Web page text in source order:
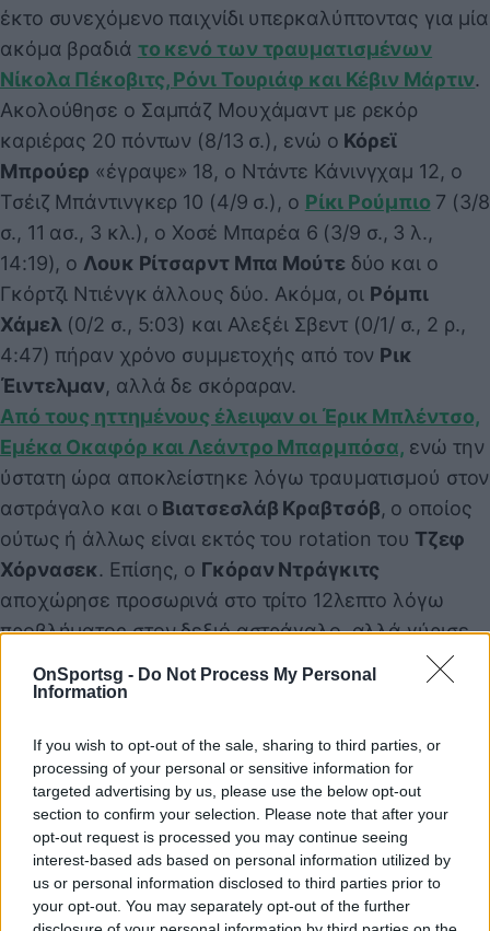
OnSportsg - Do Not Process My Personal
Information
If you wish to opt-out of the sale, sharing to third parties, or
processing of your personal or sensitive information for
targeted advertising by us, please use the below opt-out
section to confirm your selection. Please note that after your
opt-out request is processed you may continue seeing
interest-based ads based on personal information utilized by
us or personal information disclosed to third parties prior to
your opt-out. You may separately opt-out of the further
έκτο συνεχόμενο παιχνίδι υπερκαλύπτοντας για μία
ακόμα βραδιά το κενό των τραυματισμένων
Νίκολα Πέκοβιτς, Ρόνι Τουριάφ και Κέβιν Μάρτιν.
Ακολούθησε ο Σαμπάζ Μουχάμαντ με ρεκόρ
καριέρας 20 πόντων (8/13 σ.), ενώ ο Κόρεϊ
Μπρούερ «έγραψε» 18, ο Ντάντε Κάνινγχαμ 12, ο
Τσέιζ Μπάντινγκερ 10 (4/9 σ.), ο Ρίκι Ρούμπιο 7 (3/8
σ., 11 ασ., 3 κλ.), ο Χοσέ Μπαρέα 6 (3/9 σ., 3 λ.,
14:19), ο Λουκ Ρίτσαρντ Μπα Μούτε δύο και ο
Γκόρτζι Ντιένγκ άλλους δύο. Ακόμα, οι Ρόμπι
Χάμελ (0/2 σ., 5:03) και Αλεξέι Σβεντ (0/1/ σ., 2 ρ.,
4:47) πήραν χρόνο συμμετοχής από τον Ρικ
Έιντελμαν, αλλά δε σκόραραν.
Από τους ηττημένους έλειψαν οι Έρικ Μπλέντσο,
Εμέκα Οκαφόρ και Λεάντρο Μπαρμπόσα, ενώ την
ύστατη ώρα αποκλείστηκε λόγω τραυματισμού στον
αστράγαλο και ο Βιατσεσλάβ Κραβτσόβ, ο οποίος
ούτως ή άλλως είναι εκτός του rotation του Τζεφ
Χόρνασεκ. Επίσης, ο Γκόραν Ντράγκιτς
αποχώρησε προσωρινά στο τρίτο 12λεπτο λόγω
προβλήματος στον δεξιό αστράγαλο, αλλά γύρισε
και έφτασε στους 16 πόντους (7/13 σ., 24:40), πριν
αποβληθεί με έξι φάουλ για τρίτη φορά στην
Συνολικά διακρίθηκε οΜαρκίεφ Μόρις με 24 (8/20
σ.), ενώ ο Τζέραλντ Γκριν σημείωσε 19, ο Άρτσι
Γκούτνγουιν 10, ο Μάρκους Μόρις 9, ο Ις Σμιθ 7 (3/6
σ., 7 ασ., 4 κλ., 28:46), ο πρώην φόργουορντ του
Άρη,Πι Τζέι Τάκερ, 6 (2/11 σ., 16 ρ., 2 μπλ., 38:10), ο
Μάιλς Πλαμλί άλλους έξι και οΤσάνινγκ Φράι